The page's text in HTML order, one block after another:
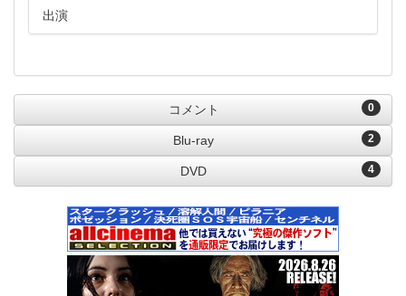
出演
0
コメント
2
Blu-ray
4
DVD